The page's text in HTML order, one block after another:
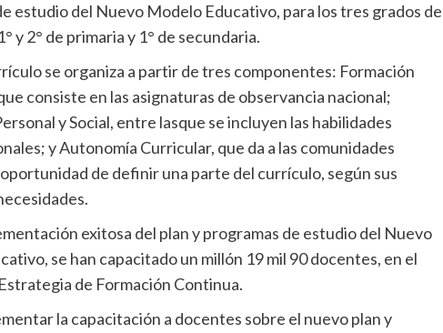
estudio del Nuevo Modelo Educativo, para los tres grados de
y 2° de primaria y 1° de secundaria.
se organiza a partir de tres componentes: Formación
consiste en las asignaturas de observancia nacional;
y Social, entre lasque se incluyen las habilidades
y Autonomía Curricular, que da a las comunidades
de definir una parte del currículo, según sus
exitosa del plan y programas de estudio del Nuevo
se han capacitado un millón 19 mil 90 docentes, en el
de Formación Continua.
la capacitación a docentes sobre el nuevo plan y